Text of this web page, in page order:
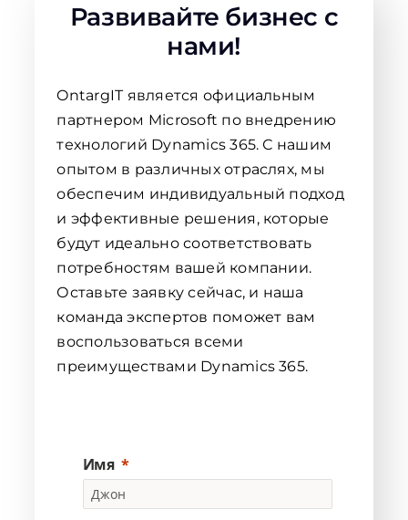
Развивайте бизнес с
нами!
OntargIT является официальным
партнером Microsoft по внедрению
технологий Dynamics 365. С нашим
опытом в различных отраслях, мы
обеспечим индивидуальный подход
и эффективные решения, которые
будут идеально соответствовать
потребностям вашей компании.
Оставьте заявку сейчас, и наша
команда экспертов поможет вам
воспользоваться всеми
преимуществами Dynamics 365.
Имя